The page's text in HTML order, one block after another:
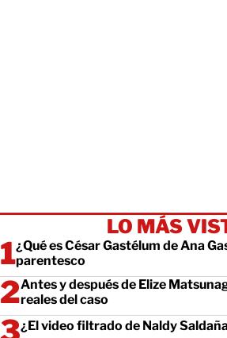
LO MÁS
¿Qué es César Gastélum de Ana
parentesco
Antes y después de Elize
reales del caso
¿El video filtrado de Naldy